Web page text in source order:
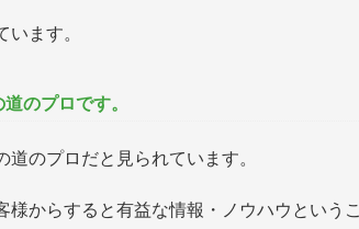
ます。
のプロです。
のプロだと見られています。
からすると有益な情報・ノウハウというこ